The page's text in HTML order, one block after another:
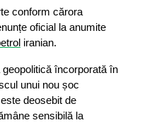
conform cărora
oficial la anumite
iranian.
încorporată în
unui nou șoc
deosebit de
sensibilă la